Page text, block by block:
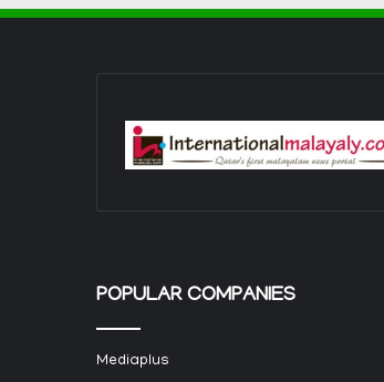
POPULAR COMPANIES
Mediaplus